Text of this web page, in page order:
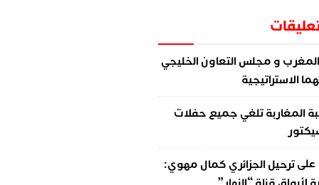
و مجلس التعاون الخليجي
الاستراتيجية
المغاربة تلغي جميع حفلات
علىترحيل الجزائري كمال مهوي: